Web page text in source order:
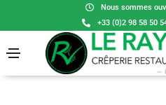
Nous sommes
+33 (0)2 98 58 50